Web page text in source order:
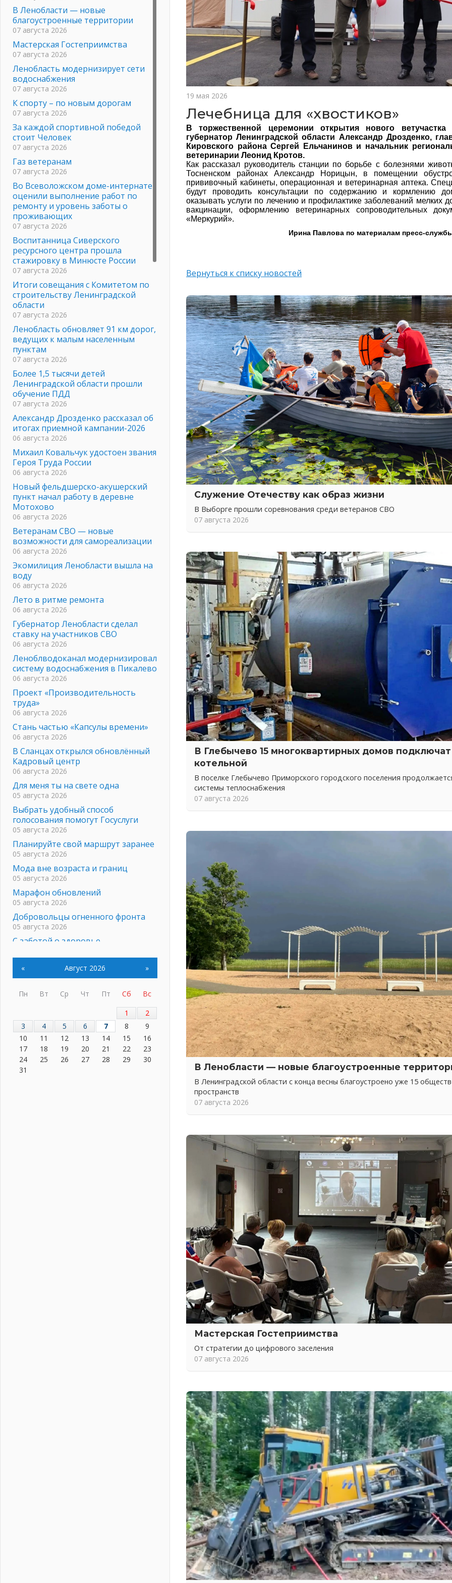
19 мая 2026
Лечебница для «хвостиков»
В торжественной церемонии открытия нового ветучастка
губернатор Ленинградской области Александр Дрозденко,
Кировского района Сергей Ельчанинов и начальник
ветеринарии Леонид Кротов.
Как рассказал руководитель станции по борьбе с болезнями
Тосненском районах Александр Норицын, в помещении
прививочный кабинеты, операционная и ветеринарная аптека.
будут проводить консультации по содержанию и кормлению
оказывать услуги по лечению и профилактике заболеваний мелких
вакцинации, оформлению ветеринарных сопроводительных
«Меркурий».
Ирина Павлова по материалам пресс-
Вернуться к списку новостей
Служение Отечеству как образ жизни
В Выборге прошли соревнования среди ветеранов СВО
07 августа 2026
В Глебычево 15 многоквартирных домов подключат
котельной
В поселке Глебычево Приморского городского поселения
системы теплоснабжения
07 августа 2026
В Ленобласти — новые благоустроенные
В Ленинградской области с конца весны благоустроено уже 15
пространств
07 августа 2026
Мастерская Гостеприимства
От стратегии до цифрового заселения
07 августа 2026
В Ленобласти — новые
благоустроенные территории
07 августа 2026
Мастерская Гостеприимства
07 августа 2026
Ленобласть модернизирует сети
водоснабжения
07 августа 2026
К спорту – по новым дорогам
07 августа 2026
За каждой спортивной победой
стоит Человек
07 августа 2026
Газ ветеранам
07 августа 2026
Во Всеволожском доме-интернате
оценили выполнение работ по
ремонту и уровень заботы о
проживающих
07 августа 2026
Воспитанница Сиверского
ресурсного центра прошла
стажировку в Минюсте России
07 августа 2026
Итоги совещания с Комитетом по
строительству Ленинградской
области
07 августа 2026
Ленобласть обновляет 91 км дорог,
ведущих к малым населенным
пунктам
07 августа 2026
Более 1,5 тысячи детей
Ленинградской области прошли
обучение ПДД
07 августа 2026
Александр Дрозденко рассказал об
итогах приемной кампании-2026
06 августа 2026
Михаил Ковальчук удостоен звания
Героя Труда России
06 августа 2026
Новый фельдшерско-акушерский
пункт начал работу в деревне
Мотохово
06 августа 2026
Ветеранам СВО — новые
возможности для самореализации
06 августа 2026
Экомилиция Ленобласти вышла на
воду
06 августа 2026
Лето в ритме ремонта
06 августа 2026
Губернатор Ленобласти сделал
ставку на участников СВО
06 августа 2026
Леноблводоканал модернизировал
систему водоснабжения в Пикалево
06 августа 2026
Проект «Производительность
труда»
06 августа 2026
Стань частью «Капсулы времени»
06 августа 2026
В Сланцах открылся обновлённый
Кадровый центр
06 августа 2026
Для меня ты на свете одна
05 августа 2026
Выбрать удобный способ
голосования помогут Госуслуги
05 августа 2026
Планируйте свой маршрут заранее
05 августа 2026
Мода вне возраста и границ
05 августа 2026
Марафон обновлений
05 августа 2026
Добровольцы огненного фронта
05 августа 2026
С заботой о здоровье
Лучшая из лучших
Пульс региона
05 августа 2026
«Результат командный, заслуга
каждого ведомства и
муниципалитета»
05 августа 2026
Вдохновлять, просвещать и
объединять!
« Август 2026 »
Пн Вт Ср Чт Пт Сб
Вс
1
2
3
4 5 6 7 8
9
10
11 12 13 14 15
16
17
18 19 20 21 22
23
24
25 26 27 28 29
30
31